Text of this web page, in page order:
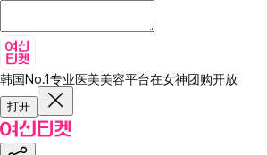
韩国No.1专业医美美容平台在女神团购开放
打开